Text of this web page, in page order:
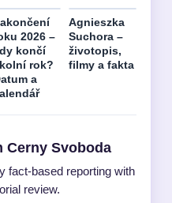
2026 –
končí
rok?
a
Agnieszka
Suchora –
životopis,
filmy a fakta
Cerny Svoboda
fact-based reporting with
review.